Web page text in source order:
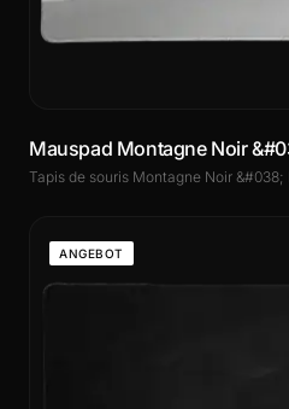
Mauspad Montagne Noir
Tapis de souris Montagne Noir &#038;
ANGEBOT